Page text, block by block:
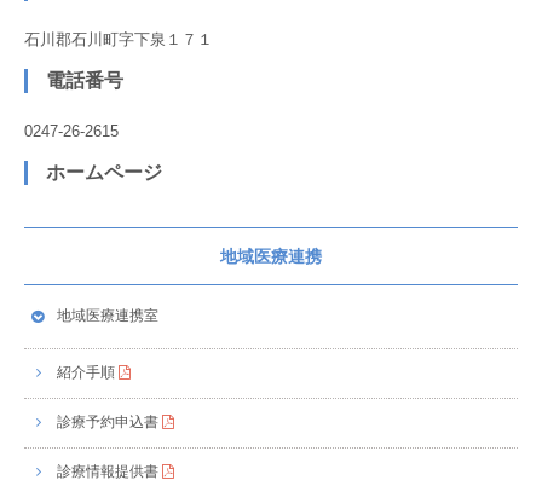
石川郡石川町字下泉１７１
電話番号
0247‐26‐2615
ホームページ
地域医療連携
地域医療連携室
紹介手順
診療予約申込書
診療情報提供書